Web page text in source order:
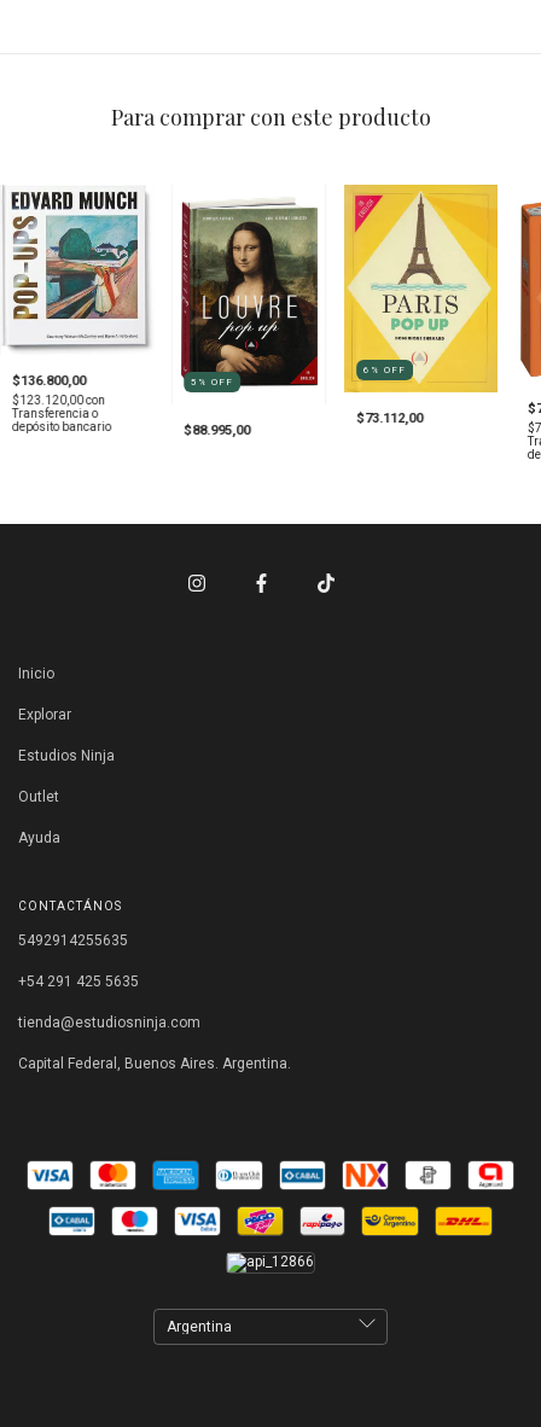
Para comprar con este producto
$136.800,00
$123.120,00con
Transferencia o
depósito bancario
5 %OFF
$88.995,00
6 % OFF
$73.112,00
Inicio
Explorar
Estudios Ninja
Outlet
Ayuda
CONTACTÁNOS
5492914255635
+54 291 425 5635
tienda@estudiosninja.com
Capital Federal, Buenos Aires. Argentina.